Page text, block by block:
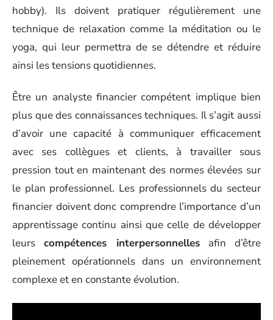
hobby). Ils doivent pratiquer régulièrement une
technique de relaxation comme la méditation ou le
yoga, qui leur permettra de se détendre et réduire
ainsi les tensions quotidiennes.
Être un analyste financier compétent implique bien
plus que des connaissances techniques. Il s’agit aussi
d’avoir une capacité à communiquer efficacement
avec ses collègues et clients, à travailler sous
pression tout en maintenant des normes élevées sur
le plan professionnel. Les professionnels du secteur
financier doivent donc comprendre l’importance d’un
apprentissage continu ainsi que celle de développer
leurscompétences interpersonnellesafin d’être
pleinement opérationnels dans un environnement
complexe et en constante évolution.